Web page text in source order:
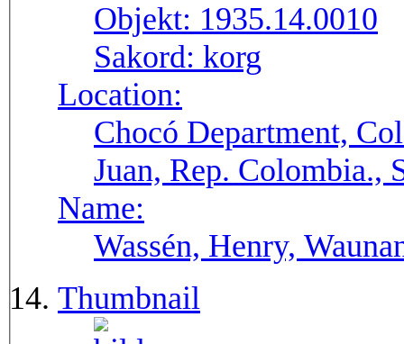
Objekt: 1935.14.0010
Sakord: korg
Location:
Chocó Department,
Juan, Rep. Colombia.,
Name:
Wassén, Henry,
Thumbnail